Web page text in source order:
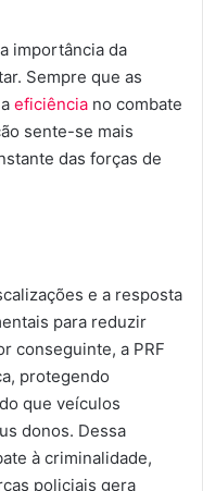
importância da
Sempre que as
eficiência no combate
sente-se mais
das forças de
e a resposta
para reduzir
conseguinte, a PRF
protegendo
que veículos
donos. Dessa
à criminalidade,
policiais gera